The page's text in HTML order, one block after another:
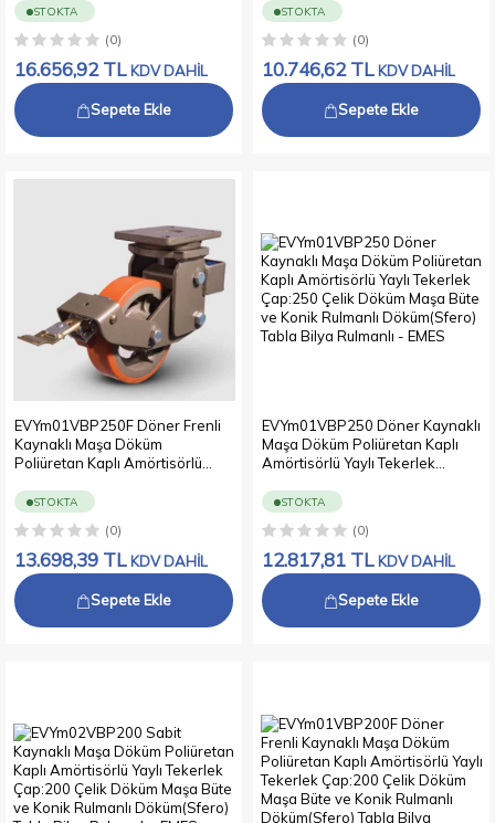
ve Konik Rulmanlı Döküm(Sfero)
Tabla Bilya Rulmanlı
STOKTA
(0)
16.656,92TL KDV DAHİL
Sepete Ekle
ve Konik Rulmanlı Döküm(Sfero)
Tabla Bilya Rulmanlı
STOKTA
(0)
10.746,62TL KDV DAHİL
Sepete Ekle
EVYm01VBP250F Döner Frenli
Kaynaklı Maşa Döküm
Poliüretan Kaplı Amörtisörlü
Döküm Maşa Büte ve Konik
Rulmanlı Döküm(Sfero) Tabla
Bilya Rulmanlı
STOKTA
(0)
13.698,39 TL KDV DAHİL
Sepete Ekle
EVYm01VBP250 Döner Kaynaklı
Maşa Döküm Poliüretan Kaplı
Amörtisörlü Yaylı Tekerlek
ve Konik Rulmanlı Döküm(Sfero)
Tabla Bilya Rulmanlı
STOKTA
(0)
12.817,81 TL KDV DAHİL
Sepete Ekle